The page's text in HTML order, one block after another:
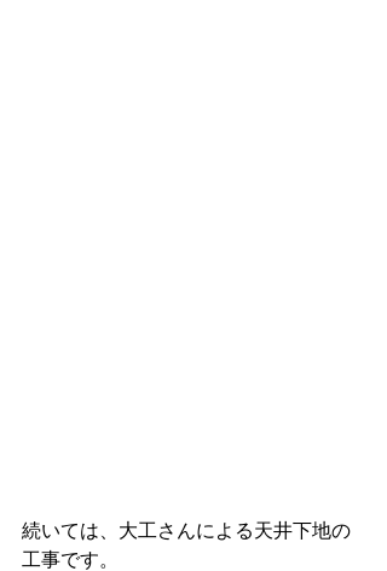
続いては、大工さんによる天井下地の
工事です。